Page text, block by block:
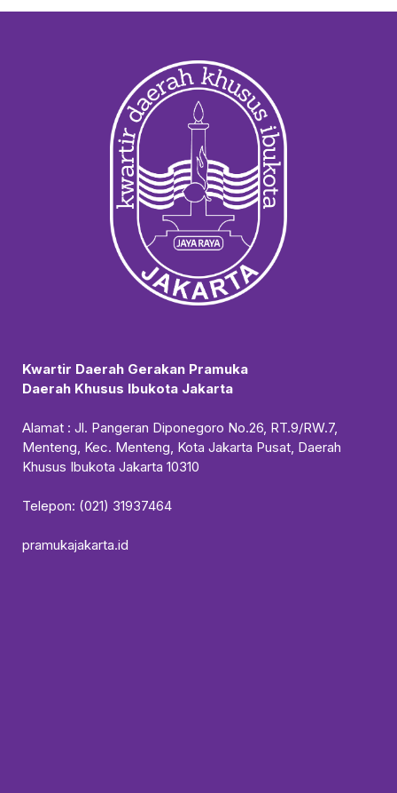
Kwartir Daerah Gerakan Pramuka
Daerah Khusus Ibukota Jakarta
Alamat : Jl. Pangeran Diponegoro No.26, RT.9/RW.7,
Menteng, Kec. Menteng, Kota Jakarta Pusat, Daerah
Khusus Ibukota Jakarta 10310
Telepon: (021) 31937464
pramukajakarta.id